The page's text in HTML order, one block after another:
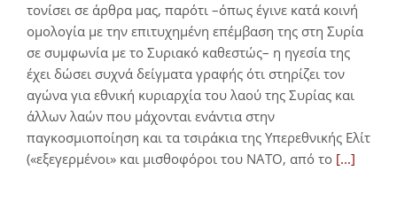
τονίσει σε άρθρα μας, παρότι –όπως έγινε κατά κοινή
ομολογία με την επιτυχημένη επέμβαση της στη Συρία
σε συμφωνία με το Συριακό καθεστώς– η ηγεσία της
έχει δώσει συχνά δείγματα γραφής ότι στηρίζει τον
αγώνα για εθνική κυριαρχία του λαού της Συρίας και
άλλων λαών που μάχονται ενάντια στην
παγκοσμιοποίηση και τα τσιράκια της Υπερεθνικής Ελίτ
(«εξεγερμένοι» και μισθοφόροι του ΝΑΤΟ, από το [...]